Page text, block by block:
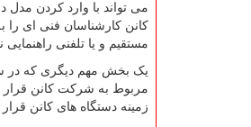
می تواند با وارد کردن مدل
کانن کارشناسان فنی ای را
مستقیم و یا تلفنی راهنمایی
یک بخش مهم دیگری که در
مربوط به شرکت کانن قرار
زمینه دستگاه های کانن